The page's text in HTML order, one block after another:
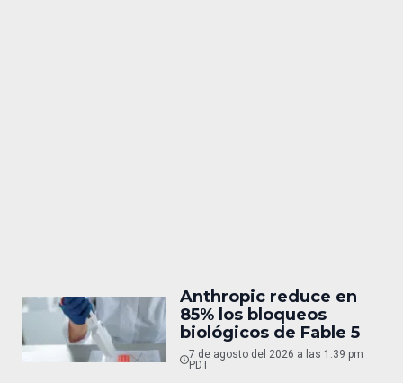
Anthropic reduce en
85% los bloqueos
biológicos de Fable 5
7 de agosto del 2026 a las 1:39 pm
PDT